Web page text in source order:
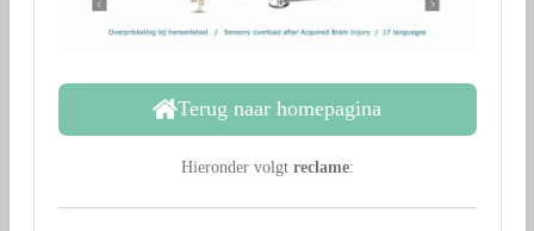
Terug naar homepagina
Hieronder volgtreclame: